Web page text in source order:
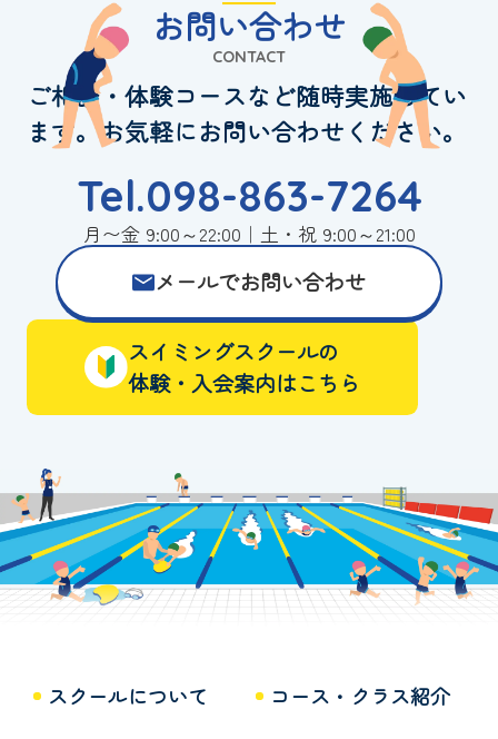
お問い合わせ
CONTACT
ご相談・体験コースなど随時実施してい
ます。お気軽にお問い合わせください。
Tel.098-863-7264
月〜金 9:00～22:00｜土・祝 9:00～21:00
メールでお問い合わせ
スイミングスクールの
体験・入会案内はこちら
スクールについて
コース・クラス紹介